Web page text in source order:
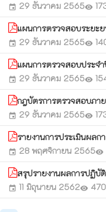
event 29 ธันวาคม 2565visibility
แผนการตรวจสอบระยะ
event 29 ธันวาคม 2565visibility
แผนการตรวจสอบประจ
event 29 ธันวาคม 2565visibility
กฎบัตรการตรวจสอบภา
event 29 ธันวาคม 2565visibility
รายงานการประเมินผล
event 28 พฤศจิกายน 2565visibility
สรุปรายงานผลการปฏิบั
event 11 มิถุนายน 2562visibility 470